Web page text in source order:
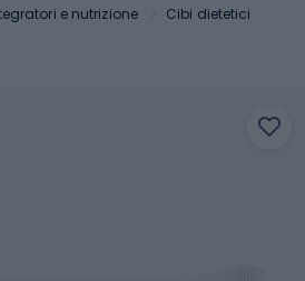
e nutrizione Cibi dietetici